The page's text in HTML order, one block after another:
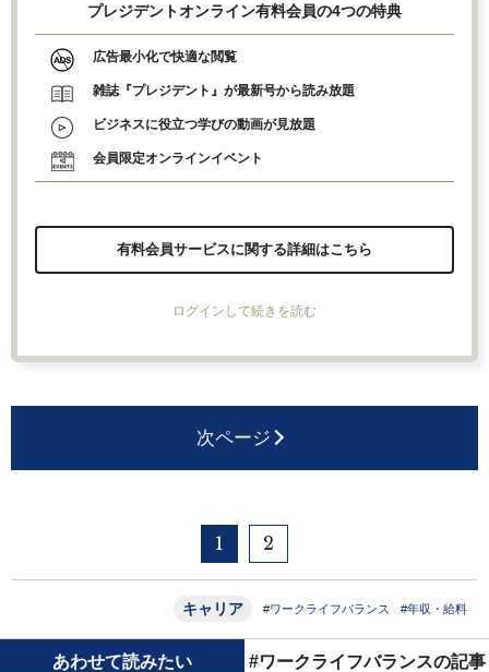
プレジデントオンライン有料会員の4つの特典
広告最小化で快適な閲覧
雑誌『プレジデント』が最新号から読み放題
ビジネスに役立つ学びの動画が見放題
会員限定オンラインイベント
有料会員サービスに関する詳細はこちら
ログインして続きを読む
次ページ
1 2
キャリア #ワークライフバランス #年収・給料
あわせて読みたい #ワークライフバランスの記事